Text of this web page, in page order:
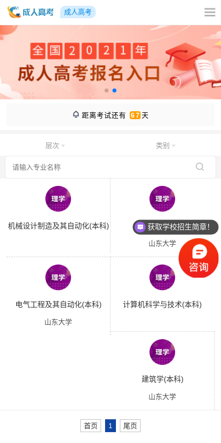
成人高考
距离考试还有 67 天
层次 类别
机械设计制造及其自动化(本科) 土木工程(本科)
山东大学
电气工程及其自动化(本科)
山东大学
计算机科学与技术(本科)
建筑学(本科)
山东大学
首页 1 尾页
获取学校招生简章！